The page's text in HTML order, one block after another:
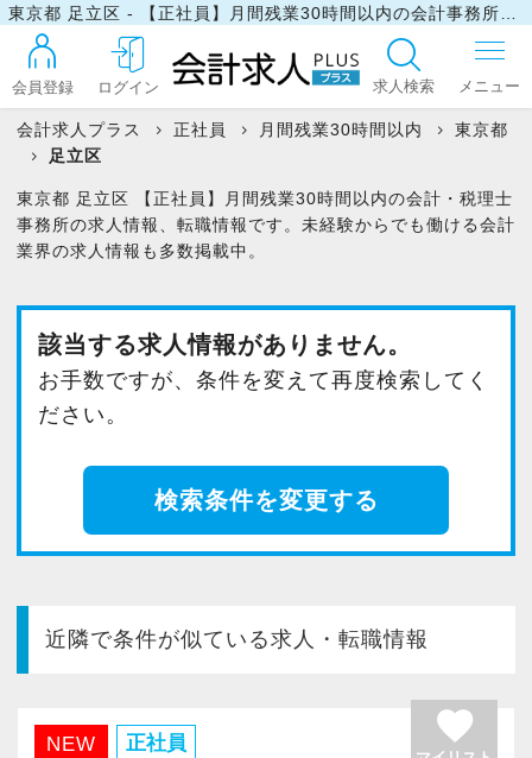
会員登録 ログイン 求人検索
ログイン
マイリスト
今すぐ会員登録
PC版サイトを見る
会計求人プラス 正社員 月間残業30時間以内
東京都
足立区
東京都 足立区 【正社員】月間残業30時間以内の会計・税理士
事務所の求人情報、転職情報です。未経験からでも働ける会計
業界の求人情報も多数掲載中。
該当する求人情報がありません。
お手数ですが、条件を変えて再度検索してく
ださい。
検索条件を変更する
近隣で条件が似ている求人・転職情報
NEW 正社員 favorite